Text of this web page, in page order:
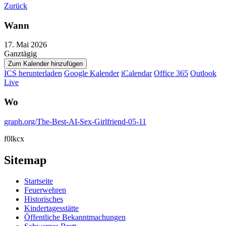
Zurück
Wann
17. Mai 2026
Ganztägig
Zum Kalender hinzufügen
ICS herunterladen Google Kalender iCalendar Office 365 Outlook
Live
Wo
graph.org/The-Best-AI-Sex-Girlfriend-05-11
f0lkcx
Sitemap
Startseite
Feuerwehren
Historisches
Kindertagesstätte
Öffentliche Bekanntmachungen